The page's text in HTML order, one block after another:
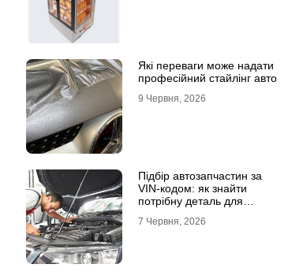
Які переваги може надати
професійний стайлінг авто
9 Червня, 2026
Підбір автозапчастин за
VIN-кодом: як знайти
потрібну деталь для
7 Червня, 2026